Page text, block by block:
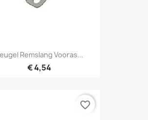
Remslang Vooras...
€ 4,54
favorite_border